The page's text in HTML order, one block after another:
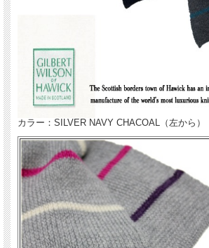
カラー：SILVER NAVY CHACOAL（左から）